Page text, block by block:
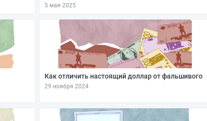
5 мая 2025
Как отличить настоящий доллар от фальшивого
29 ноября 2024